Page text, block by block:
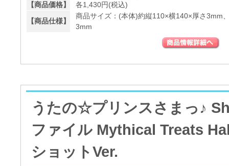
【商品価格】
各1,430円(税込)
【商品仕様】
商品サイズ：(本体)約縦110×横140×厚さ3mm
3mm
うたの☆プリンスさまっ♪
ファイル Mythical Treats
ショットVer.